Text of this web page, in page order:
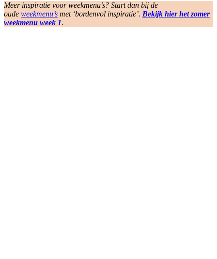
Meer inspiratie voor weekmenu’s? Start dan bij de
oude weekmenu’s met ‘bordenvol inspiratie’. Bekijk hier het zomer
weekmenu week 1.